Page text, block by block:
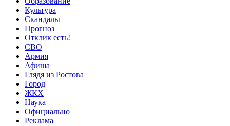
Культура
Скандалы
Прогноз
Отклик есть!
СВО
Армия
Афиша
Глядя из Ростова
Город
ЖКХ
Наука
Официально
Реклама